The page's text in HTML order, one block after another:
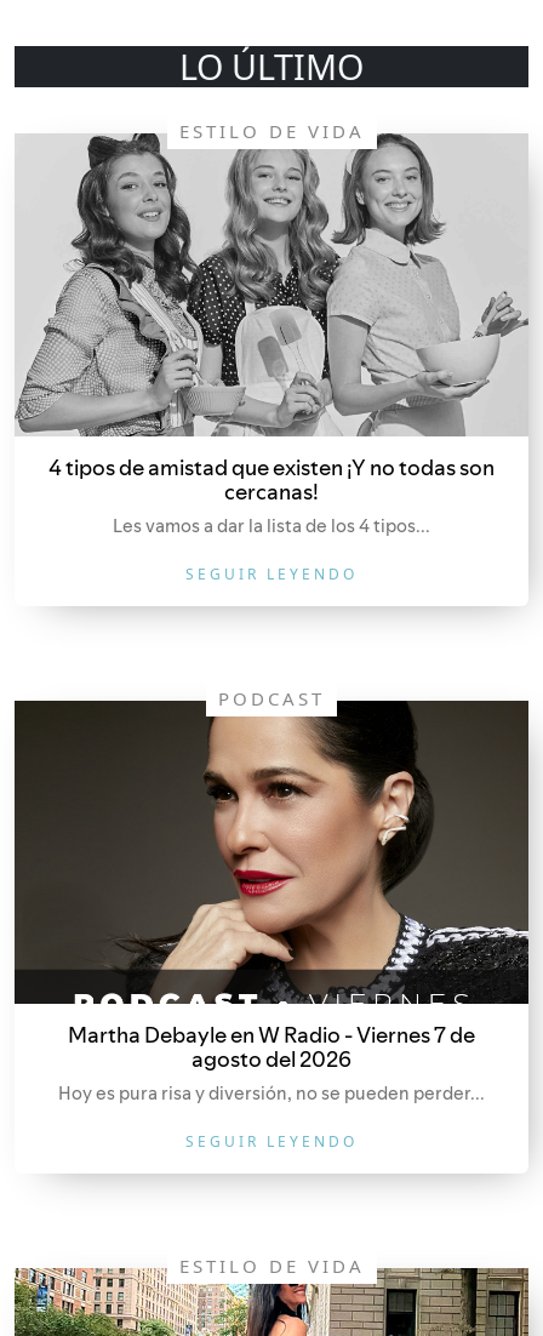
LO ÚLTIMO
ESTILO DE VIDA
4 tipos de amistad que existen ¡Y no todas son
cercanas!
Les vamos a dar la lista de los 4 tipos...
SEGUIR LEYENDO
PODCAST
Martha Debayle en W Radio - Viernes 7 de
agosto del 2026
Hoy es pura risa y diversión, no se pueden perder...
SEGUIR LEYENDO
ESTILO DE VIDA